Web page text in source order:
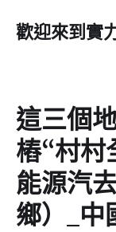
歡迎來到實
這三個
樁“村村
能源汽
鄉）_中